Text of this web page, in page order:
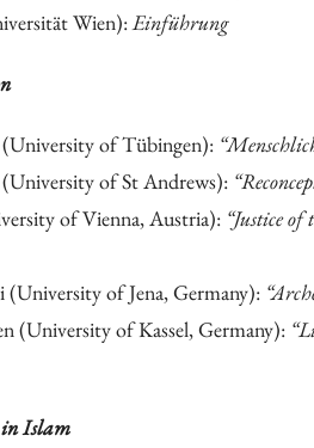
Wien):Einführung
of Tübingen):
of St Andrews):
of Vienna, Austria): “Justice
(University of Jena, Germany):
(University of Kassel, Germany):
in Islam